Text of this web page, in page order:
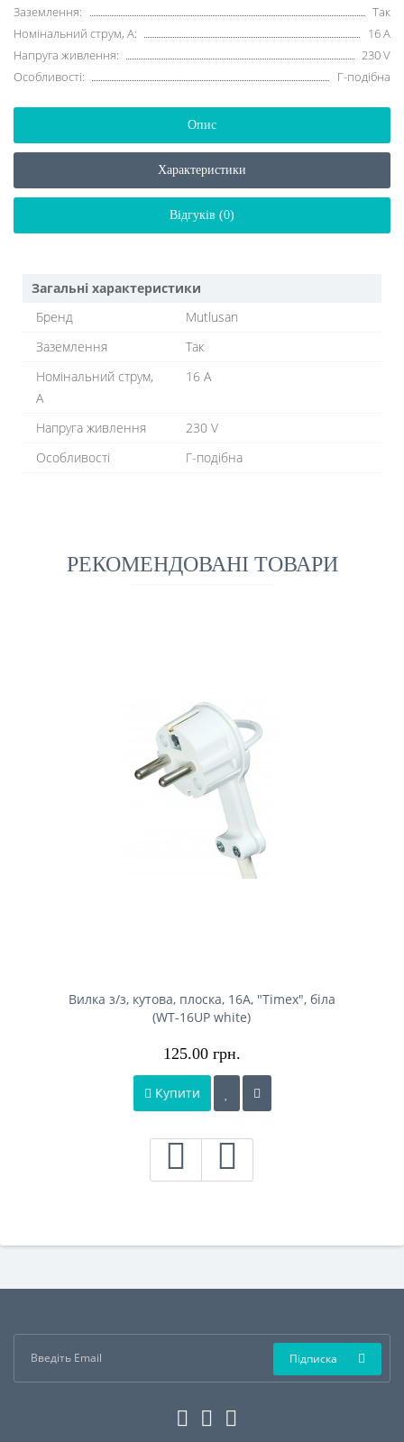
Заземлення:
Так
Номінальний струм, A:
16 A
Напруга живлення:
230 V
Особливості:
Г-подібна
Опис
Характеристики
Відгуків (0)
Загальні характеристики
Бренд
Mutlusan
Заземлення
Так
Номінальний струм,
A
16 A
Напруга живлення
230 V
Особливості
Г-подібна
РЕКОМЕНДОВАНІ ТОВАРИ
Вилка з/з, кутова, плоска, 16А, "Timex", біла
(WT-16UP white)
125.00 грн.
Купити
Підписка